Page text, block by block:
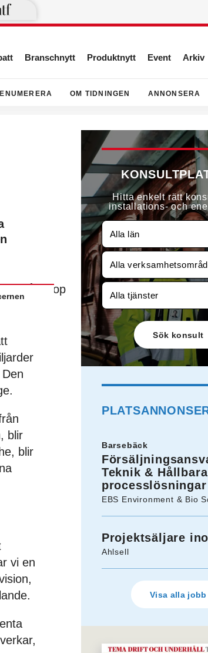
Branschnytt Produktnytt Event Arkiv
OM TIDNINGEN ANNONSERA
blir
blir
vi en
Hitta enkelt rätt
installations- och
Alla län
Alla
Alla tjänster
Barsebäck
Teknik & Hållbara
processlösningar
EBS Environment & Bio
Projektsäljare
Ahlsell
Visa alla jobb